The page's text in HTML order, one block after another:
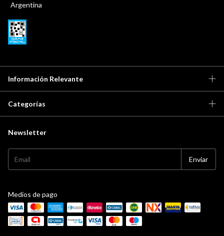
Argentina
Información Relevante
Categorías
Newsletter
Medios de pago